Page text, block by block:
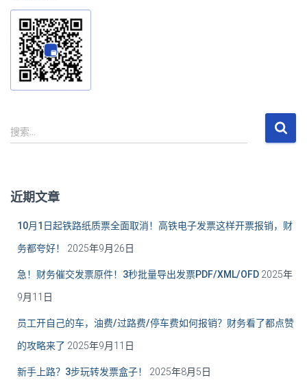
搜
索
搜索…
近期文章
10月1日起铁路纸质票全面取消！高铁电子发票这样开票报销，财
务都夸好！ 2025年9月26日
急！财务催交发票原件！3秒批量导出发票PDF/XML/OFD 2025年
9月11日
员工开自己的车，油费/过路费/停车费如何报销？财务看了都点赞
的攻略来了 2025年9月11日
新手上路？3步玩转发票盒子！ 2025年8月5日